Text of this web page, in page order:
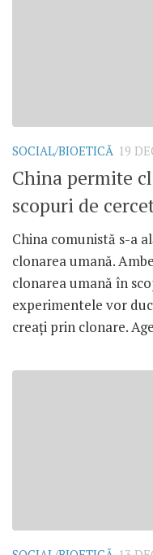
SOCIAL/BIOETICĂ 19
China permite
scopuri de
China comunistă s-a
clonarea umană.
clonarea umană în
experimentele vor
creaţi prin clonare.